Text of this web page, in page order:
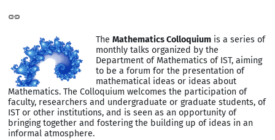
TheMathematics Colloquium is a series of
monthly talks organized by the
Department of Mathematics of IST, aiming
to be a forum for the presentation of
mathematical ideas or ideas about
Mathematics. The Colloquium welcomes the participation of
faculty, researchers and undergraduate or graduate students, of
IST or other institutions, and is seen as an opportunity of
bringing together and fostering the building up of ideas in an
informal atmosphere.